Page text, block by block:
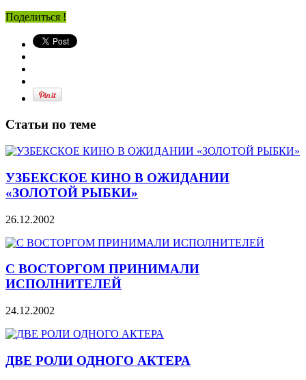
Поделиться !
Статьи по теме
УЗБЕКСКОЕ КИНО В ОЖИДАНИИ
«ЗОЛОТОЙ РЫБКИ»
26.12.2002
С ВОСТОРГОМ ПРИНИМАЛИ
ИСПОЛНИТЕЛЕЙ
24.12.2002
ДВЕ РОЛИ ОДНОГО АКТЕРА